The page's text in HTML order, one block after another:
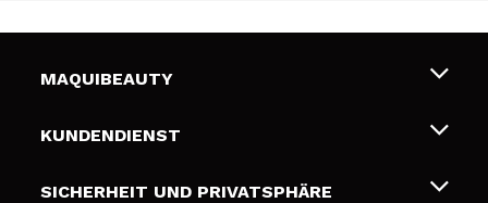
MAQUIBEAUTY
Über uns
Geschenkkarten
KUNDENDIENST
Liefer- und Versandkosten
SICHERHEIT UND PRIVATSPHÄRE